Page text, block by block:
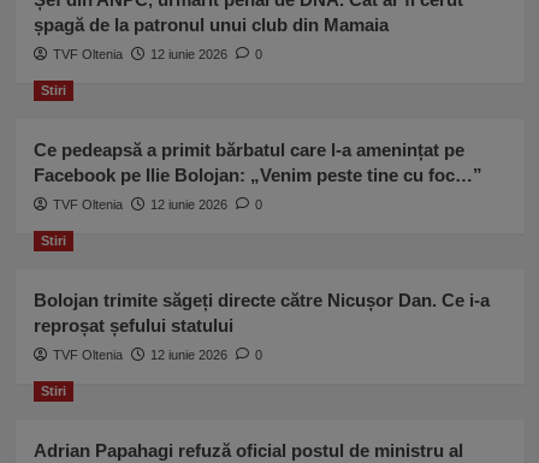
șpagă de la patronul unui club din Mamaia
TVF Oltenia 12 iunie 2026 0
Stiri
Ce pedeapsă a primit bărbatul care l-a amenințat pe
Facebook pe Ilie Bolojan: „Venim peste tine cu foc…”
TVF Oltenia 12 iunie 2026 0
Stiri
Bolojan trimite săgeți directe către Nicușor Dan. Ce i-a
reproșat șefului statului
TVF Oltenia 12 iunie 2026 0
Stiri
Adrian Papahagi refuză oficial postul de ministru al